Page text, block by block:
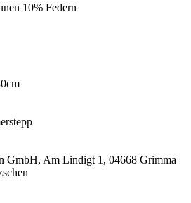
10% Federn
GmbH, Am Lindigt 1, 04668 Grimma